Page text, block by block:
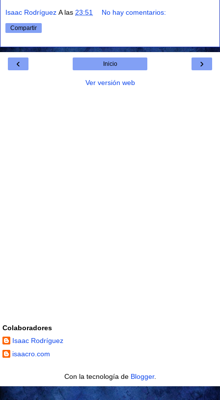
Isaac Rodríguez A las 23:51 No hay comentarios:
Compartir
‹ ›
Inicio
Ver versión web
Colaboradores
Isaac Rodríguez
isaacro.com
Con la tecnología de Blogger.